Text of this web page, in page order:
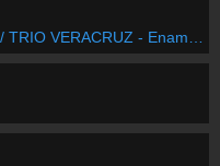
VERACRUZ - Enamorado de ti